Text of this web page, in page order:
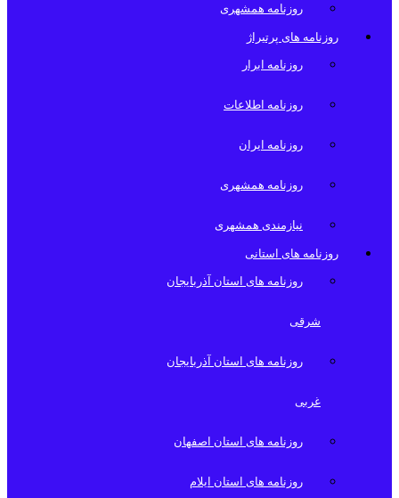
روزنامه همشهری
روزنامه های پرتیراژ
روزنامه ابرار
روزنامه اطلاعات
روزنامه ایران
روزنامه همشهری
نیازمندی همشهری
روزنامه های استانی
روزنامه های استان آذربایجان
شرقی
روزنامه های استان آذربایجان
غربی
روزنامه های استان اصفهان
روزنامه های استان ایلام